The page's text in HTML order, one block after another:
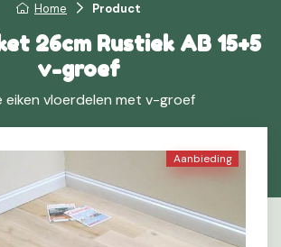
Home Product
26cm Rustiek AB 15+5
v-groef
eiken vloerdelen met v-groef
Aanbieding